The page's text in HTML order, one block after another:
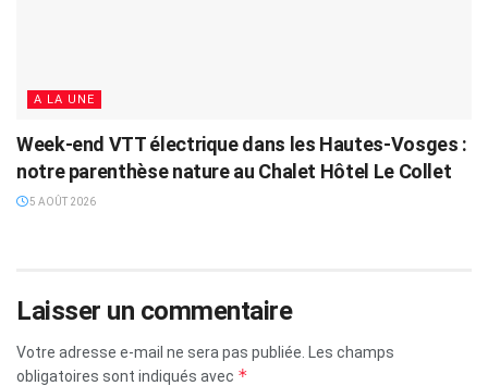
A LA UNE
Week-end VTT électrique dans les Hautes-Vosges :
notre parenthèse nature au Chalet Hôtel Le Collet
5 AOÛT 2026
Laisser un commentaire
Votre adresse e-mail ne sera pas publiée. Les champs
obligatoires sont indiqués avec *